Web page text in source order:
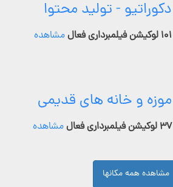
دکوراتیو - تولید محتوا
۱۰۱ لوکیشن فیلمبرداری فعال مشاهده
موزه و خانه های قدیمی
۳۷ لوکیشن فیلمبرداری فعال مشاهده
مشاهده همه مکانها